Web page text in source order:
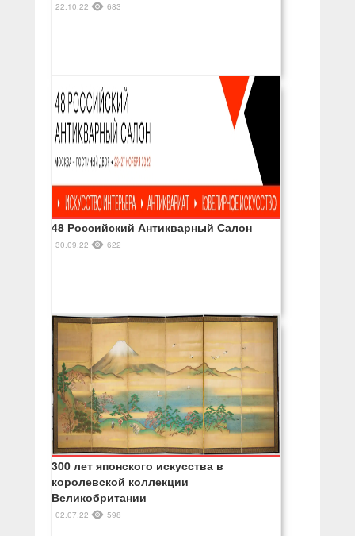
22.10.22 683
48 Российский Антикварный Салон
30.09.22 622
300 лет японского искусства в
королевской коллекции
Великобритании
02.07.22 598